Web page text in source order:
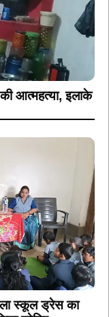
आत्महत्या, इलाके
स्कूल ड्रेस का